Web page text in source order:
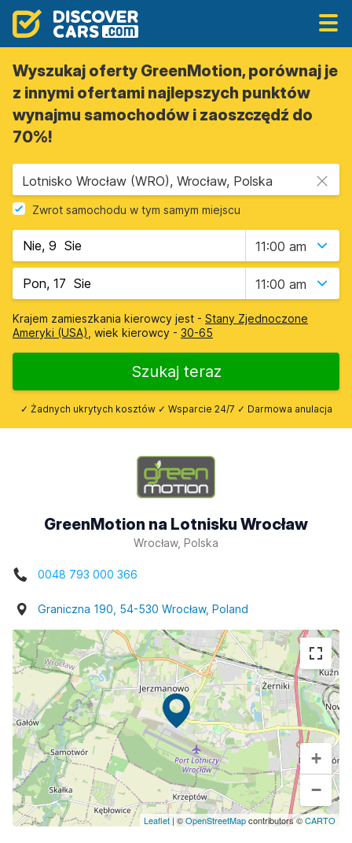
Wyszukaj oferty GreenMotion, porównaj je
z innymi ofertami najlepszych punktów
wynajmu samochodów i zaoszczędź do
70%!
Lotnisko Wrocław (WRO), Wrocław, Polska
Zwrot samochodu w tym samym miejscu
11:00 am
11:00 am
Krajem zamieszkania kierowcy jest - Stany Zjednoczone
Ameryki (USA) , wiek kierowcy - 30-65
Szukaj teraz
✓ Żadnych ukrytych kosztów ✓ Wsparcie 24/7 ✓ Darmowa anulacja
GreenMotion na Lotnisku Wrocław
Wrocław, Polska
0048 793 000 366
Graniczna 190, 54-530 Wrocław, Poland
+
−
Leaflet | ©OpenStreetMapcontributors ©CARTO